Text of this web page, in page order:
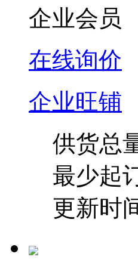
企业会员
在线询价
企业旺铺
供货总
最少起
更新时